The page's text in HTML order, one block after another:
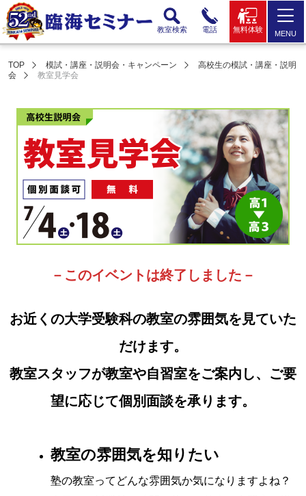
教室検索 電話 無料体験 MENU
TOP 模試・講座・説明会・キャンペーン
高校生の模試・講座・説明
会
教室見学会
－このイベントは終了しました－
お近くの大学受験科の教室の雰囲気を見ていた
だけます。
教室スタッフが教室や自習室をご案内し、ご要
望に応じて個別面談を承ります。
教室の雰囲気を知りたい
塾の教室ってどんな雰囲気か気になりますよね？